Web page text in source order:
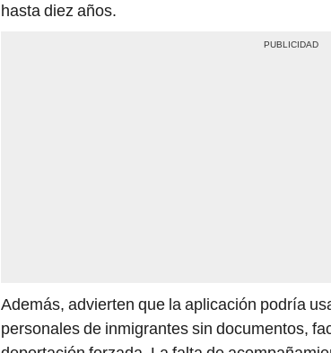
hasta diez años.
Además, advierten que la aplicación podría
personales de inmigrantes sin documentos,